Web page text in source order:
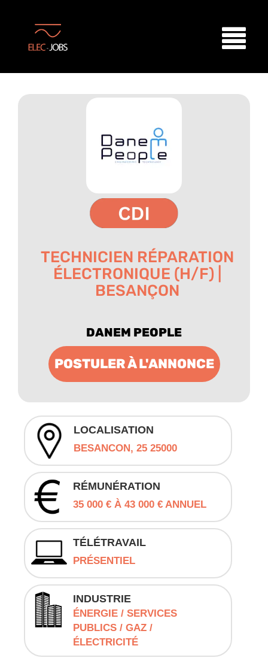
TECHNICIEN RÉPARATION
ÉLECTRONIQUE (H/F) |
BESANÇON
DANEM PEOPLE
POSTULER À L'ANNONCE
LOCALISATION
BESANCON, 25 25000
RÉMUNÉRATION
35 000 € À 43 000 € ANNUEL
TÉLÉTRAVAIL
PRÉSENTIEL
INDUSTRIE
ÉNERGIE / SERVICES
PUBLICS / GAZ /
ÉLECTRICITÉ